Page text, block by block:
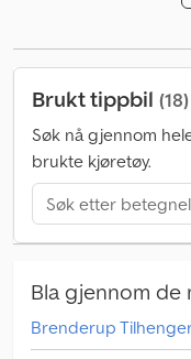
Brukt tippbil (18)
Søk nå gjennom
brukte kjøretøy.
Bla gjennom
Brenderup